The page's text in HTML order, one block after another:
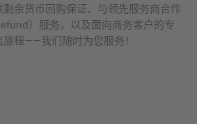
余货币回购保证、与领先服务商合作
）服务，以及面向商务客户的专
程——我们随时为您服务！